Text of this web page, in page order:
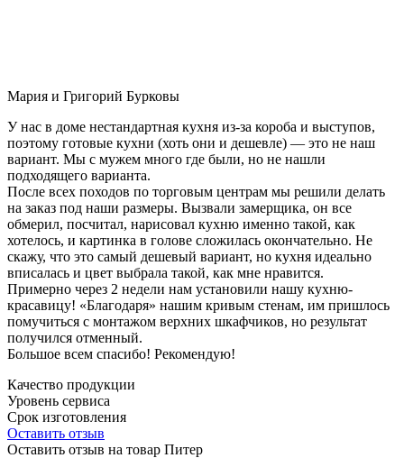
Мария и Григорий Бурковы
У нас в доме нестандартная кухня из-за короба и выступов,
поэтому готовые кухни (хоть они и дешевле) — это не наш
вариант. Мы с мужем много где были, но не нашли
подходящего варианта.
После всех походов по торговым центрам мы решили делать
на заказ под наши размеры. Вызвали замерщика, он все
обмерил, посчитал, нарисовал кухню именно такой, как
хотелось, и картинка в голове сложилась окончательно. Не
скажу, что это самый дешевый вариант, но кухня идеально
вписалась и цвет выбрала такой, как мне нравится.
Примерно через 2 недели нам установили нашу кухню-
красавицу! «Благодаря» нашим кривым стенам, им пришлось
помучиться с монтажом верхних шкафчиков, но результат
получился отменный.
Большое всем спасибо! Рекомендую!
Качество продукции
Уровень сервиса
Срок изготовления
Оставить отзыв
Оставить отзыв на товар Питер